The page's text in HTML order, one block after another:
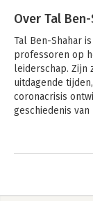
Over Tal
Tal Ben-Shahar
professoren op
leiderschap. Zijn
uitdagende
coronacrisis
geschiedenis van